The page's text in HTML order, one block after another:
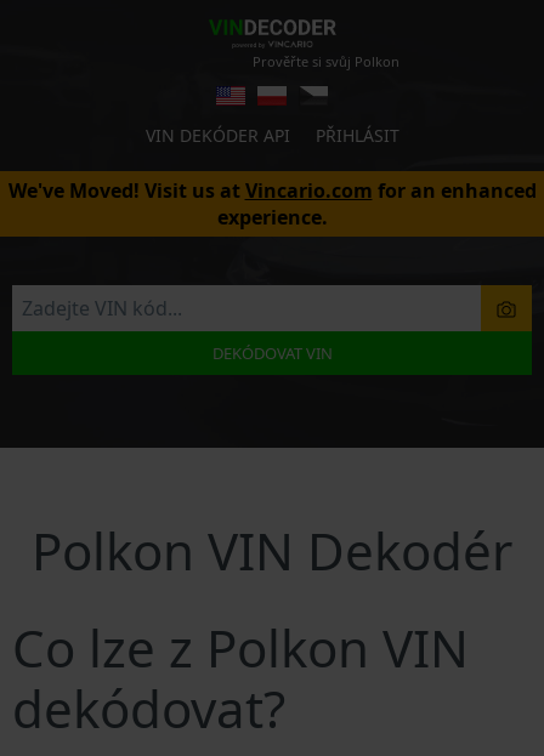
Prověřte si svůj Polkon
VIN DEKÓDER API PŘIHLÁSIT
We've Moved! Visit us atVincario.com for an enhanced
experience.
DEKÓDOVAT VIN
Polkon VIN Dekodér
Co lze z Polkon VIN
dekódovat?